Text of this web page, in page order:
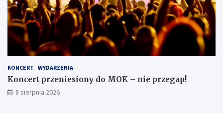
KONCERT WYDARZENIA
Koncert przeniesiony do MOK – nie przegap!
8 sierpnia 2026